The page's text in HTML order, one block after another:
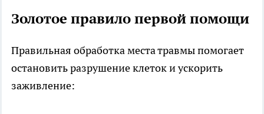
Золотое правило первой помощи
Правильная обработка места травмы помогает
остановить разрушение клеток и ускорить
заживление: